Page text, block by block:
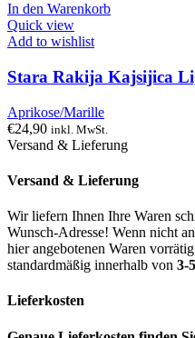
In den Warenkorb
Quick view
Add to wishlist
Stara Rakija Kajsijica
Aprikose/Marille
€24,90 inkl. MwSt.
Versand & Lieferung
Versand & Lieferung
Wir liefern Ihnen Ihre Waren
Wunsch-Adresse! Wenn nicht
hier angebotenen Waren
standardmäßig innerhalb von 3-
Lieferkosten